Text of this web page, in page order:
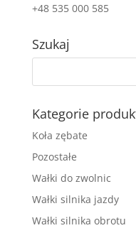
+48 535 000 585
Szukaj
Kategorie
Koła zębate
Pozostałe
Wałki do zwolnic
Wałki silnika jazdy
Wałki silnika obrotu